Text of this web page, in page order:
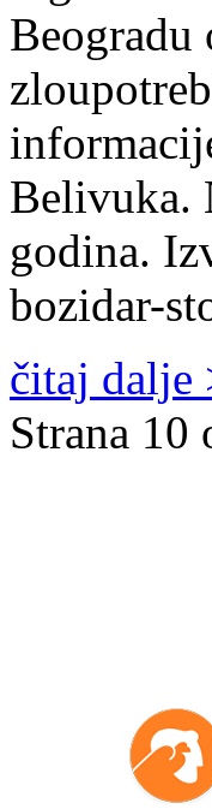
Beogradu
Belivuka.
godina.
bozidar-
čitaj dalje
Strana 10